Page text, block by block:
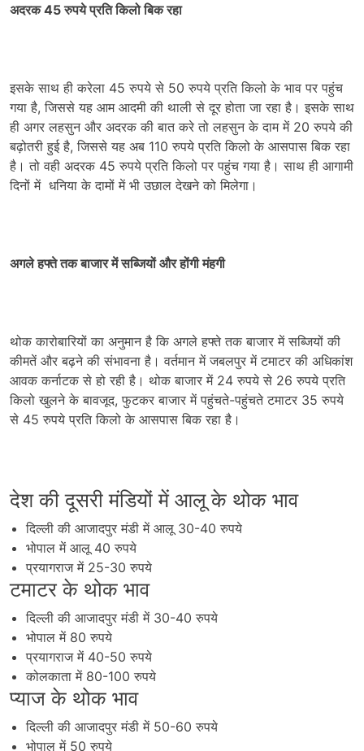
अदरक 45 रुपये प्रति किलो बिक रहा
इसके साथ ही करेला 45 रुपये से 50 रुपये प्रति किलो के भाव पर पहुंच
गया है, जिससे यह आम आदमी की थाली से दूर होता जा रहा है। इसके साथ
ही अगर लहसुन और अदरक की बात करे तो लहसुन के दाम में 20 रुपये की
बढ़ोतरी हुई है, जिससे यह अब 110 रुपये प्रति किलो के आसपास बिक रहा
है। तो वही अदरक 45 रुपये प्रति किलो पर पहुंच गया है। साथ ही आगामी
दिनों में धनिया के दामों में भी उछाल देखने को मिलेगा।
अगले हफ्ते तक बाजार में सब्जियों और होंगी मंहगी
थोक कारोबारियों का अनुमान है कि अगले हफ्ते तक बाजार में सब्जियों की
कीमतें और बढ़ने की संभावना है। वर्तमान में जबलपुर में टमाटर की अधिकांश
आवक कर्नाटक से हो रही है। थोक बाजार में 24 रुपये से 26 रुपये प्रति
किलो खुलने के बावजूद, फुटकर बाजार में पहुंचते-पहुंचते टमाटर 35 रुपये
से 45 रुपये प्रति किलो के आसपास बिक रहा है।
देश की दूसरी मंडियों में आलू के थोक भाव
दिल्ली की आजादपुर मंडी में आलू 30-40 रुपये
भोपाल में आलू 40 रुपये
प्रयागराज में 25-30 रुपये
टमाटर के थोक भाव
दिल्ली की आजादपुर मंडी में 30-40 रुपये
भोपाल में 80 रुपये
प्रयागराज में 40-50 रुपये
कोलकाता में 80-100 रुपये
प्याज के थोक भाव
दिल्ली की आजादपुर मंडी में 50-60 रुपये
भोपाल में 50 रुपये